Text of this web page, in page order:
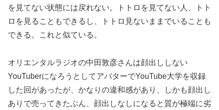
を見てない状態には戻れない。トトロを見てない人、トト
ロを見ることもできるし、トトロ見ないままでいることも
できる。これと似ている。
オリエンタルラジオの中田敦彦さんは顔出ししない
YouTuberになろうとしてアバターでYouTube大学を収録
した回があったが、かなりの違和感があり、しかも顔出し
ありで売ってきたぶん、顔出しなしになると質が極端に劣